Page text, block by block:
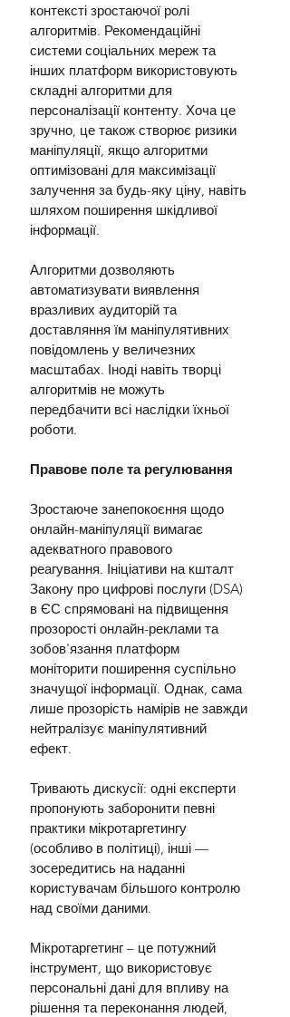
контексті зростаючої ролі
алгоритмів. Рекомендаційні
системи соціальних мереж та
інших платформ використовують
складні алгоритми для
персоналізації контенту. Хоча це
зручно, це також створює ризики
маніпуляції, якщо алгоритми
оптимізовані для максимізації
залучення за будь-яку ціну, навіть
шляхом поширення шкідливої
інформації.
Алгоритми дозволяють
автоматизувати виявлення
вразливих аудиторій та
доставляння їм маніпулятивних
повідомлень у величезних
масштабах. Іноді навіть творці
алгоритмів не можуть
передбачити всі наслідки їхньої
роботи.
Правове поле та регулювання
Зростаюче занепокоєння щодо
онлайн-маніпуляції вимагає
адекватного правового
реагування. Ініціативи на кшталт
Закону про цифрові послуги (DSA)
в ЄС спрямовані на підвищення
прозорості онлайн-реклами та
зобов'язання платформ
моніторити поширення суспільно
значущої інформації. Однак, сама
лише прозорість намірів не завжди
нейтралізує маніпулятивний
ефект.
Тривають дискусії: одні експерти
пропонують заборонити певні
практики мікротаргетингу
(особливо в політиці), інші —
зосередитись на наданні
користувачам більшого контролю
над своїми даними.
Мікротаргетинг – це потужний
інструмент, що використовує
персональні дані для впливу на
рішення та переконання людей,